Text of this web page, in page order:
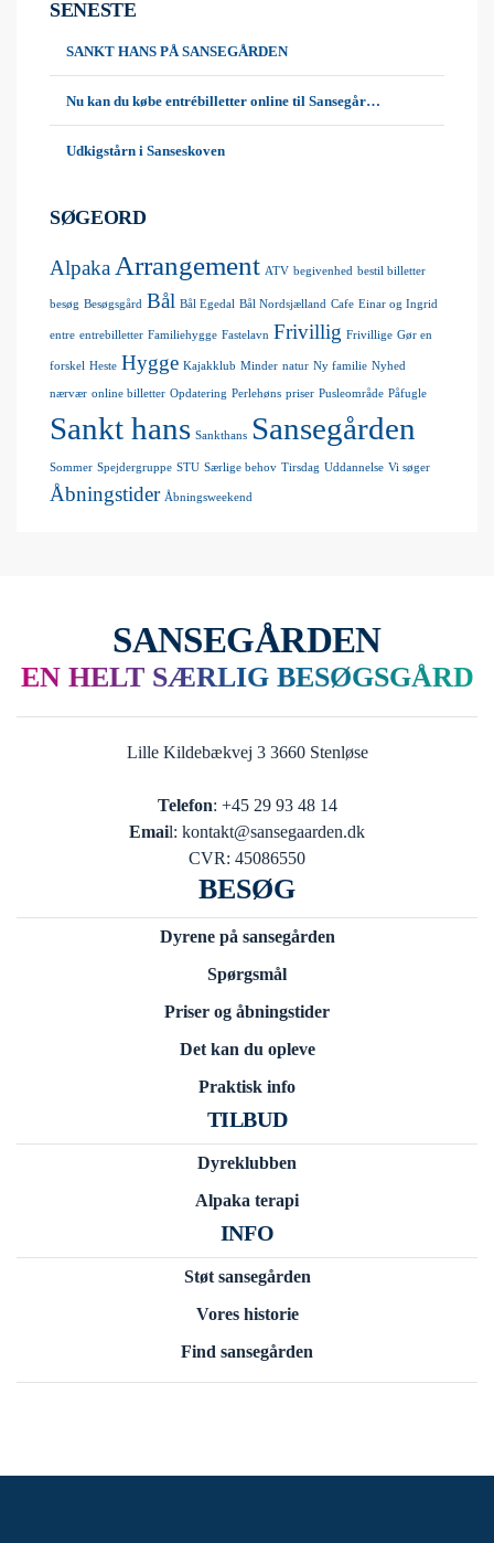
SENESTE
SANKT HANS PÅ SANSEGÅRDEN
Nu kan du købe entrébilletter online til Sansegår…
Udkigstårn i Sanseskoven
SØGEORD
Alpaka Arrangement ATV begivenhed bestil billetter
besøg Besøgsgård Bål Bål Egedal Bål Nordsjælland Cafe Einar og Ingrid
entre entrebilletter Familiehygge Fastelavn Frivillig Frivillige Gør en
forskel Heste Hygge Kajakklub Minder natur Ny familie Nyhed
nærvær online billetter Opdatering Perlehøns priser Pusleområde Påfugle
Sankt hans Sankthans Sansegården
Sommer Spejdergruppe STU Særlige behov Tirsdag Uddannelse Vi søger
Åbningstider Åbningsweekend
SANSEGÅRDEN
EN HELT SÆRLIG BESØGSGÅRD
Lille Kildebækvej 3 3660 Stenløse
Telefon: +45 29 93 48 14
Email: kontakt@sansegaarden.dk
CVR: 45086550
BESØG
Dyrene på sansegården
Spørgsmål
Priser og åbningstider
Det kan du opleve
Praktisk info
TILBUD
Dyreklubben
Alpaka terapi
INFO
Støt sansegården
Vores historie
Find sansegården